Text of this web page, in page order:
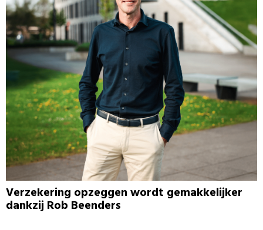
Verzekering opzeggen wordt gemakkelijker
dankzij Rob Beenders